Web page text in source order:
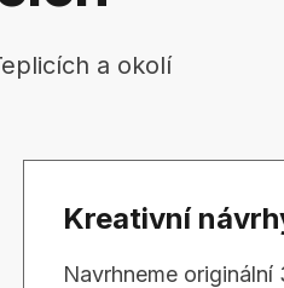
a okolí
Kreativní
Navrhneme